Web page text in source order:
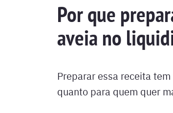
Por que
aveia no
Preparar essa receita
quanto para quem quer